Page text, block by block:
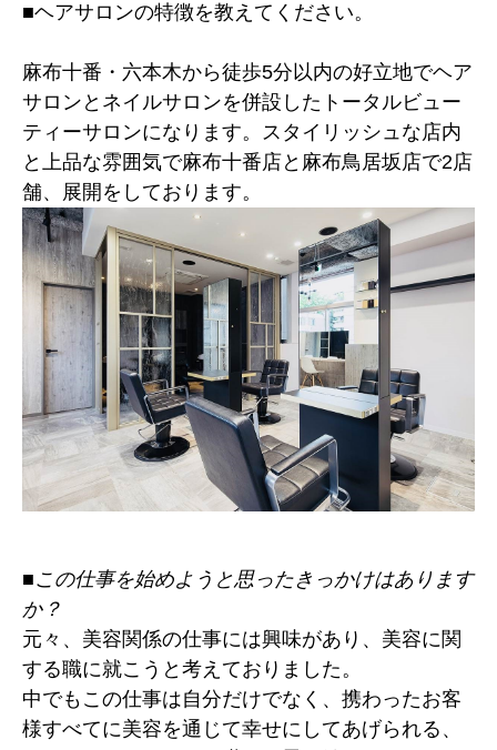
■ヘアサロンの特徴を教えてください。
麻布十番・六本木から徒歩5分以内の好立地でヘア
サロンとネイルサロンを併設したトータルビュー
ティーサロンになります。 スタイリッシュな店内
と上品な雰囲気で麻布十番店と麻布鳥居坂店で2店
舗、展開をしております。
■この仕事を始めようと思ったきっかけはあります
か？
元々、美容関係の仕事には興味があり、美容に関
する職に就こうと考えておりました。
中でもこの仕事は自分だけでなく、携わったお客
様すべてに美容を通じて幸せにしてあげられる、